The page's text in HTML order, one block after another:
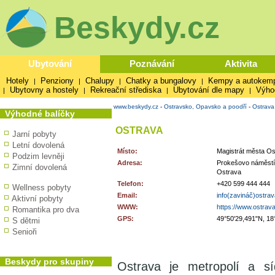
Beskydy.cz
Ubytování Poznávání Aktivita
Hotely | Penziony | Chalupy | Chatky a bungalovy | Kempy a
| Ubytovny a hostely | Rekreační střediska | Ubytování dle mapy |
Výhodné balíčky
Jarní pobyty
Letní dovolená
Podzim levněji
Zimní dovolená
Wellness pobyty
Aktivní pobyty
Romantika pro dva
S dětmi
Senioři
Beskydy pro skupiny
www.beskydy.cz - Ostravsko, Opavsko a poodří - Ostrava
OSTRAVA
Místo:
Magistrát města
Adresa:
Prokešovo
Ostrava
Telefon:
+420 599 444 444
Email:
WWW:
https://
GPS:
49°50'29,491"N,
Ostrava je metropolí a